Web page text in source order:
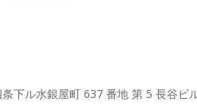
下ル水銀屋町 637 番地 第 5 長谷ビ